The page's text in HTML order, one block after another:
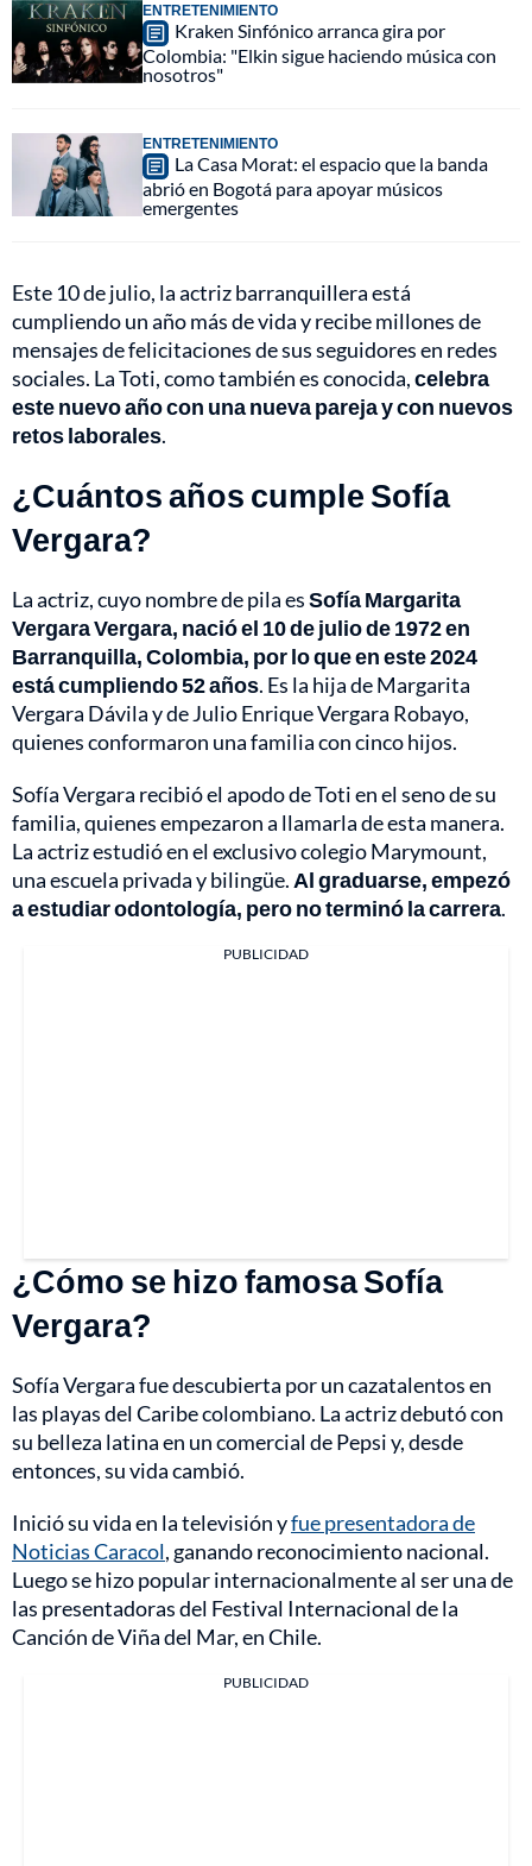
ENTRETENIMIENTO
Kraken Sinfónico arranca gira por
Colombia: "Elkin sigue haciendo música con
nosotros"
ENTRETENIMIENTO
La Casa Morat: el espacio que la banda
abrió en Bogotá para apoyar músicos
emergentes
Este 10 de julio, la actriz barranquillera está
cumpliendo un año más de vida y recibe millones de
mensajes de felicitaciones de sus seguidores en redes
sociales. La Toti, como también es conocida,celebra
este nuevo año con una nueva pareja y con nuevos
retos laborales.
¿Cuántos años cumple Sofía
Vergara?
La actriz, cuyo nombre de pila esSofía Margarita
Vergara Vergara, nació el 10 de julio de 1972 en
Barranquilla, Colombia, por lo que en este 2024
está cumpliendo 52 años. Es la hija de Margarita
Vergara Dávila y de Julio Enrique Vergara Robayo,
quienes conformaron una familia con cinco hijos.
Sofía Vergara recibió el apodo de Toti en el seno de su
familia, quienes empezaron a llamarla de esta manera.
La actriz estudió en el exclusivo colegio Marymount,
una escuela privada y bilingüe. Al graduarse, empezó
a estudiar odontología, pero no terminó la carrera.
PUBLICIDAD
¿Cómo se hizo famosa Sofía
Vergara?
Sofía Vergara fue descubierta por un cazatalentos en
las playas del Caribe colombiano. La actriz debutó con
su belleza latina en un comercial de Pepsi y, desde
entonces, su vida cambió.
Inició su vida en la televisión yfue presentadora de
Noticias Caracol, ganando reconocimiento nacional.
Luego se hizo popular internacionalmente al ser una de
las presentadoras del Festival Internacional de la
Canción de Viña del Mar, en Chile.
PUBLICIDAD